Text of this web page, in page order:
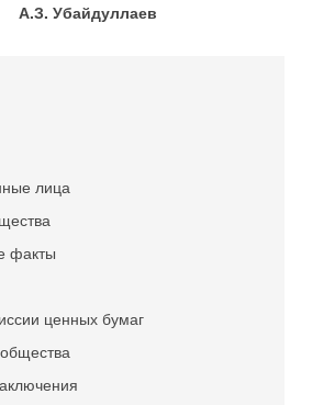
Убайдуллаев
лица
факты
ценных бумаг